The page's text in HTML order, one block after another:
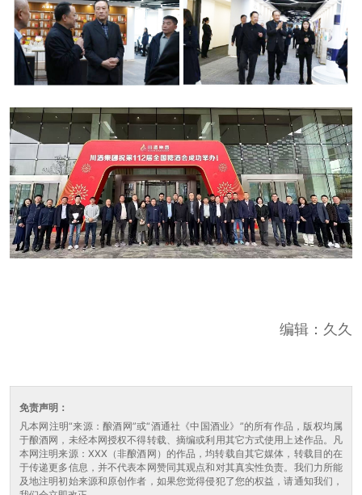
编辑：久久
免责声明：
凡本网注明“来源：酿酒网”或“酒通社《中国酒业》”的所有作品，版权均属
于酿酒网，未经本网授权不得转载、摘编或利用其它方式使用上述作品。凡
本网注明来源：XXX（非酿酒网）的作品，均转载自其它媒体，转载目的在
于传递更多信息，并不代表本网赞同其观点和对其真实性负责。我们力所能
及地注明初始来源和原创作者，如果您觉得侵犯了您的权益，请通知我们，